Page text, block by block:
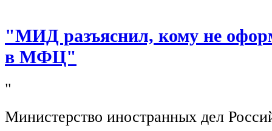
"МИД разъяснил, кому не
в МФЦ"
"
Министерство иностранных дел